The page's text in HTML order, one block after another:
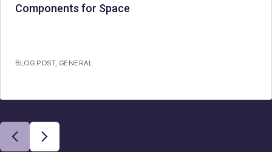
Components for Space
BLOG POST, GENERAL